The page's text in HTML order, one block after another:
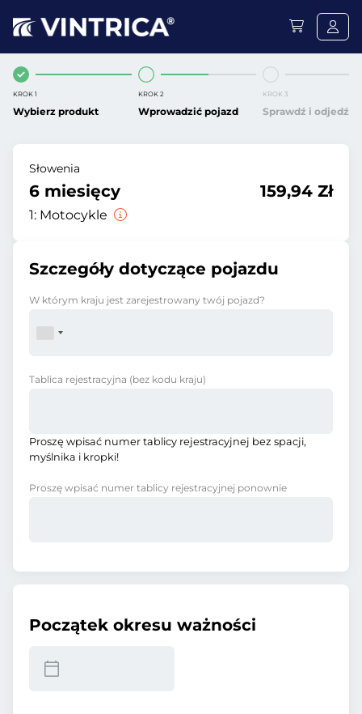
KROK 1
Wybierz produkt
KROK 2
Wprowadzić pojazd
KROK 3
Sprawdź i odjedź
Słowenia
6 miesięcy
1: Motocykle
159,94 Zł
Szczegóły dotyczące pojazdu
W którym kraju jest zarejestrowany twój pojazd?
Tablica rejestracyjna (bez kodu kraju)
Proszę wpisać numer tablicy rejestracyjnej bez spacji,
myślnika i kropki!
Proszę wpisać numer tablicy rejestracyjnej ponownie
Początek okresu ważności